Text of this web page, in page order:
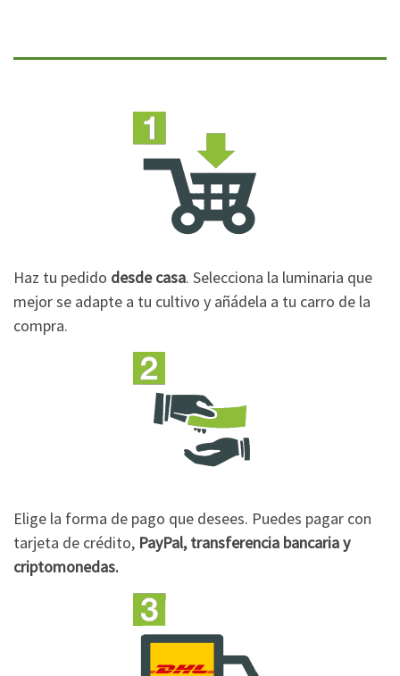
Haz tu pedido desde casa. Selecciona la luminaria que
mejor se adapte a tu cultivo y añádela a tu carro de la
compra.
Elige la forma de pago que desees. Puedes pagar con
tarjeta de crédito, PayPal, transferencia bancaria y
criptomonedas.